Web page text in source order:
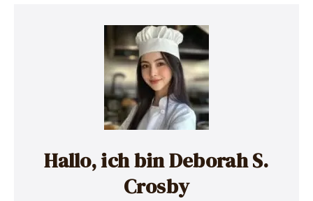
Hallo, ich bin Deborah S.
Crosby